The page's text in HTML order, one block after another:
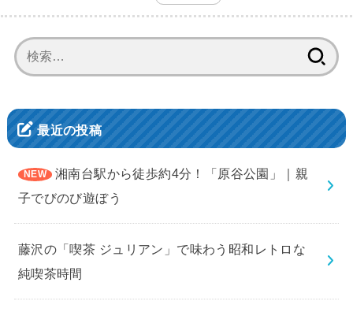
索:
最近の投稿
湘南台駅から徒歩約4分！「原谷公園」｜親
子でびのび遊ぼう
藤沢の「喫茶 ジュリアン」で味わう昭和レトロな
純喫茶時間